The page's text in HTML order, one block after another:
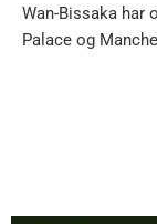
Wan-Bissaka har
Palace og